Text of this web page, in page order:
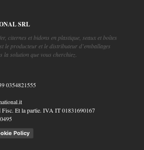
SRL
citernes et bidons en plastique, seaux et boîtes
le producteur et le distributeur d’emballages
la solution que vous cherchiez.
0354821555
Et la partie. IVA IT 01831690167
Policy